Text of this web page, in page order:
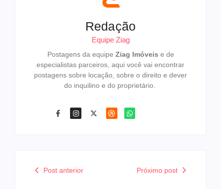
Redação
Equipe Ziag
Postagens da equipe Ziag Imóveis e de
especialistas parceiros, aqui você vai encontrar
postagens sobre locação, sobre o direito e dever
do inquilino e do proprietário.
Post anterior Próximo post